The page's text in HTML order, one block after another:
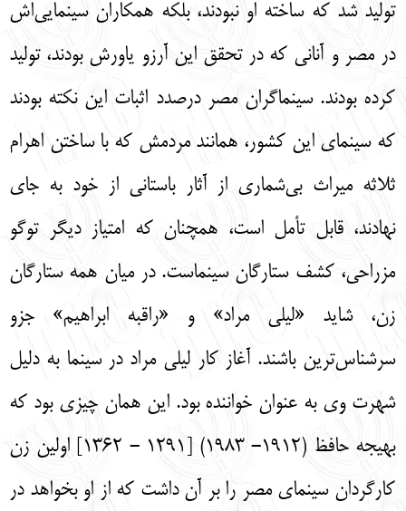
توليد شد كه ساخته او نبودند، بلكه همكاران سينمايي‌‌اش
در مصر و آناني كه در تحقق اين آرزو ياورش بودند، توليد
كرده بودند. سينماگران مصر درصدد اثبات اين نكته بودند
كه سينماي اين كشور، همانند مردمش كه با ساختن اهرام
ثلاثه ميراث بي‌‌شماري از آثار باستاني از خود به جاي
نهادند، قابل تأمل است، همچنان كه امتياز ديگر توگو
مزراحي، كشف ستارگان سينماست. در ميان همه ستارگان
زن، شايد «ليلي مراد» و «راقبه ابراهيم» جزو
سرشناس‌‌ترين باشند. آغاز كار ليلي مراد در سينما به دليل
شهرت وي به عنوان خواننده بود. اين همان چيزي بود كه
بهيجه حافظ (1912- 1983) [1291 - 1362] اولين زن
كارگردان سينماي مصر را بر آن داشت كه از او بخواهد در